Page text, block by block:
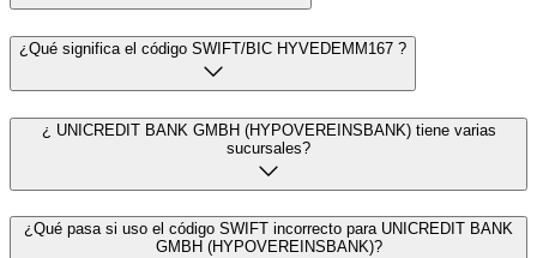
¿Qué significa el código SWIFT/BIC HYVEDEMM167 ?
¿ UNICREDIT BANK GMBH (HYPOVEREINSBANK) tiene varias
sucursales?
¿Qué pasa si uso el código SWIFT incorrecto para UNICREDIT BANK
GMBH (HYPOVEREINSBANK)?